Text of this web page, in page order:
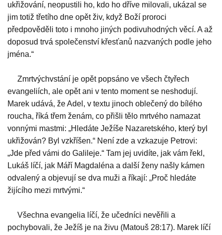
ukřižování, neopustili ho, kdo ho dříve milovali, ukázal se
jim totiž třetího dne opět živ, když Boží proroci
předpověděli toto i mnoho jiných podivuhodných věcí. A až
doposud trvá společenství křesťanů nazvaných podle jeho
jména.“
Zmrtvýchvstání je opět popsáno ve všech čtyřech
evangeliích, ale opět ani v tento moment se neshodují.
Marek udává, že Adel, v textu jinoch oblečený do bílého
roucha, říká třem ženám, co přišli tělo mrtvého namazat
vonnými mastmi: „Hledáte Ježíše Nazaretského, který byl
ukřižován? Byl vzkříšen.“ Není zde a vzkazuje Petrovi:
„Jde před vámi do Galileje.“ Tam jej uvidíte, jak vám řekl,
Lukáš líčí, jak Máří Magdaléna a další ženy našly kámen
odvalený a objevují se dva muži a říkají: „Proč hledáte
žijícího mezi mrtvými.“
Všechna evangelia líčí, že učedníci nevěřili a
pochybovali, že Ježíš je na živu (Matouš 28:17). Marek líčí